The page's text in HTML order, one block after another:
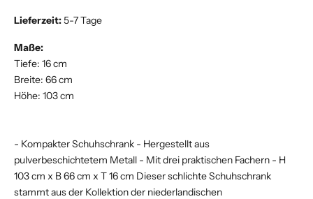
Lieferzeit:5-7 Tage
Maße:
Tiefe: 16 cm
Breite: 66 cm
Höhe: 103 cm
- Kompakter Schuhschrank - Hergestellt aus
pulverbeschichtetem Metall - Mit drei praktischen Fachern - H
103 cm x B 66 cm x T 16 cm Dieser schlichte Schuhschrank
stammt aus der Kollektion der niederlandischen